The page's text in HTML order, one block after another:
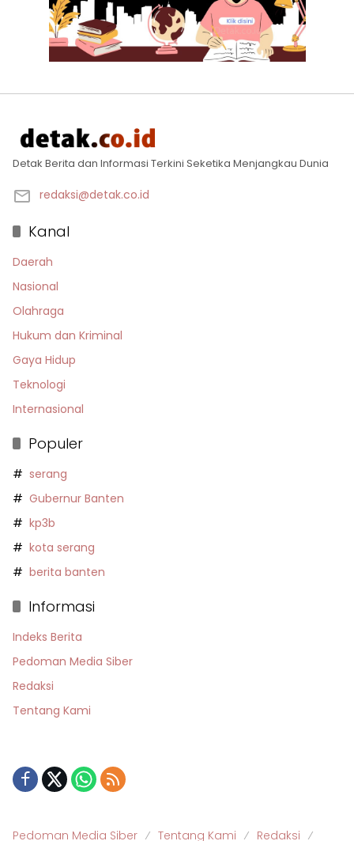
Detak Berita dan Informasi Terkini Seketika Menjangkau Dunia
redaksi@detak.co.id
Kanal
Daerah
Nasional
Olahraga
Hukum dan Kriminal
Gaya Hidup
Teknologi
Internasional
Populer
serang
Gubernur Banten
kp3b
kota serang
berita banten
Informasi
Indeks Berita
Pedoman Media Siber
Redaksi
Tentang Kami
Pedoman Media Siber Tentang Kami Redaksi